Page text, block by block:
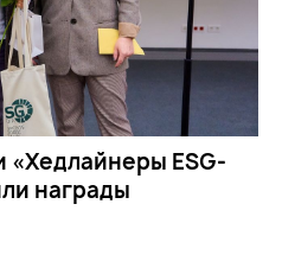
ESG-
награды